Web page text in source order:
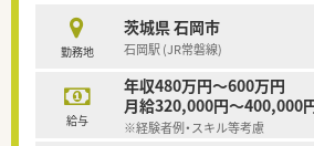
勤務地
茨城県 石岡市
石岡駅 (JR常磐線)
給与
年収480万円～600万円
月給320,000円～400,000
※経験者例・スキル等考慮